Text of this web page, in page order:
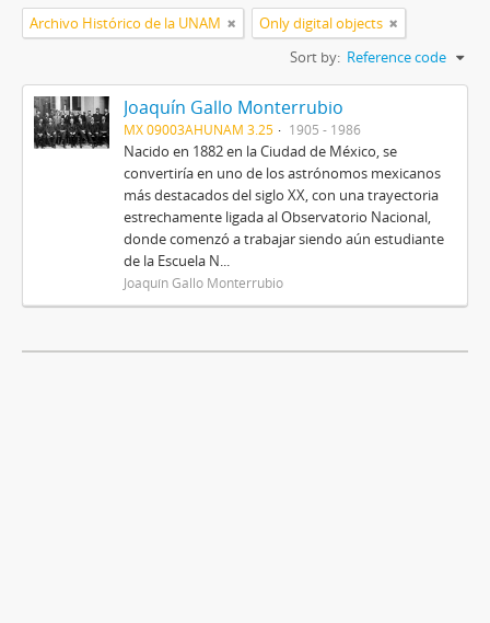
Archivo Histórico de la UNAM
Only digital objects
Sort by: Reference code
Joaquín Gallo Monterrubio
MX 09003AHUNAM 3.25 1905 - 1986
Nacido en 1882 en la Ciudad de México, se
convertiría en uno de los astrónomos mexicanos
más destacados del siglo XX, con una trayectoria
estrechamente ligada al Observatorio Nacional,
donde comenzó a trabajar siendo aún estudiante
de la Escuela N...
Joaquín Gallo Monterrubio